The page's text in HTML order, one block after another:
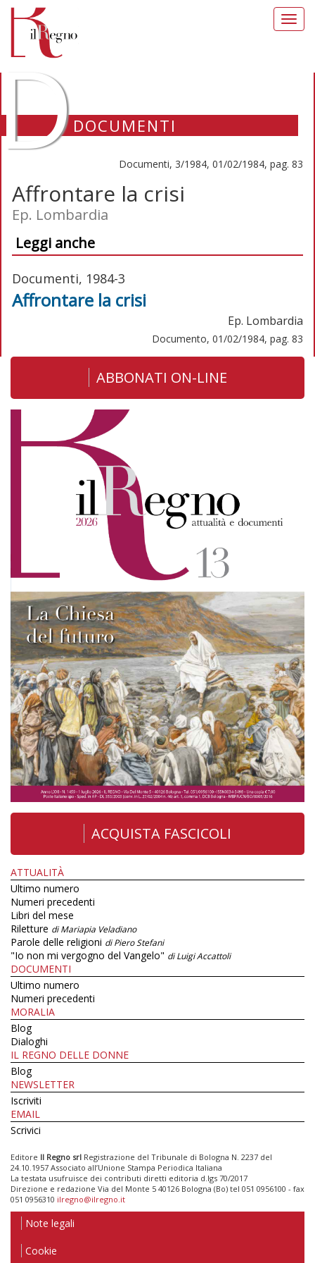
DOCUMENTI
Documenti, 3/1984, 01/02/1984, pag. 83
Affrontare la crisi
Ep. Lombardia
Leggi anche
Documenti, 1984-3
Affrontare la crisi
Ep. Lombardia
Documento, 01/02/1984, pag. 83
ABBONATI ON-LINE
ACQUISTA FASCICOLI
ATTUALITÀ
Ultimo numero
Numeri precedenti
Libri del mese
Riletture di Mariapia Veladiano
Parole delle religioni di Piero Stefani
"Io non mi vergogno del Vangelo" di Luigi Accattoli
DOCUMENTI
Ultimo numero
Numeri precedenti
MORALIA
Blog
Dialoghi
IL REGNO DELLE DONNE
Blog
NEWSLETTER
Iscriviti
EMAIL
Scrivici
Editore Il Regno srl Registrazione del Tribunale di Bologna N. 2237 del
24.10.1957 Associato all’Unione Stampa Periodica Italiana
La testata usufruisce dei contributi diretti editoria d.lgs 70/2017
Direzione e redazione Via del Monte 5 40126 Bologna (Bo) tel 051 0956100 - fax
051 0956310 ilregno@ilregno.it
Note legali
Cookie